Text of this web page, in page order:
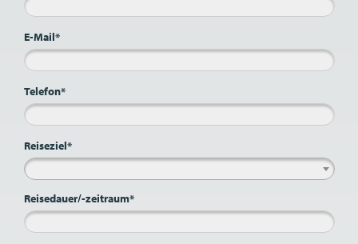
E-Mail*
Telefon*
Reiseziel*
Reisedauer/-zeitraum*